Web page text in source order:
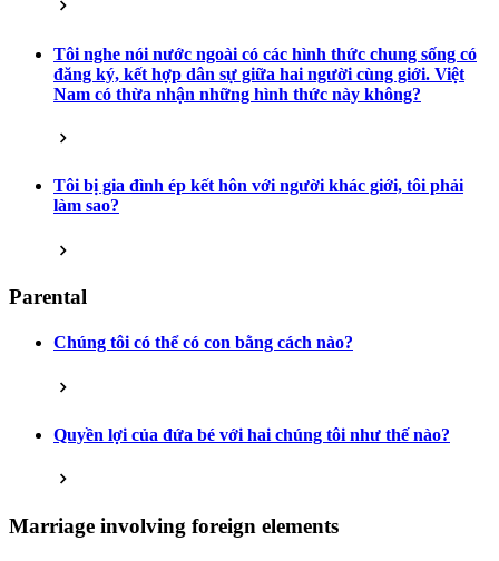
Tôi nghe nói nước ngoài có các hình thức chung sống có
đăng ký, kết hợp dân sự giữa hai người cùng giới. Việt
Nam có thừa nhận những hình thức này không?
Tôi bị gia đình ép kết hôn với người khác giới, tôi phải
làm sao?
Parental
Chúng tôi có thể có con bằng cách nào?
Quyền lợi của đứa bé với hai chúng tôi như thế nào?
Marriage involving foreign elements